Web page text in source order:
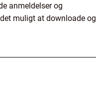
anmeldelser og
muligt at downloade og